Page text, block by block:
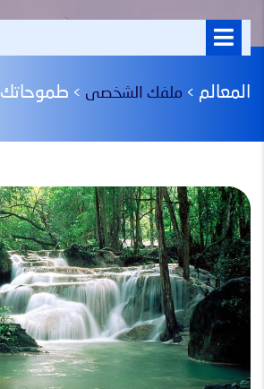
المعالم > ملفك الشخصى > طموحاتك